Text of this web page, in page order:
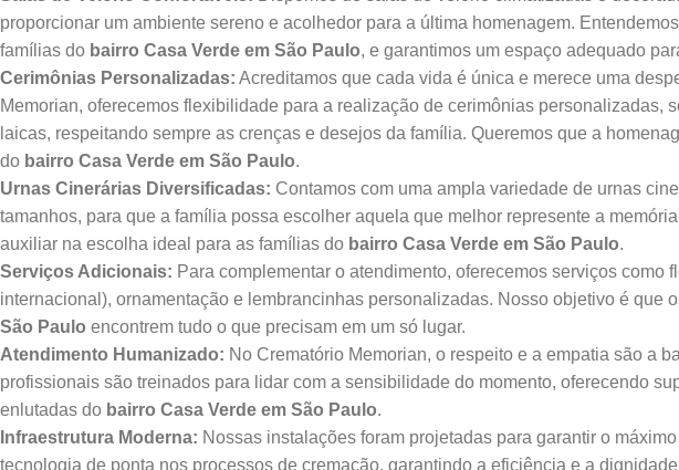
proporcionar um ambiente sereno e acolhedor para a última homenagem.
famílias do bairro Casa Verde em São Paulo, e garantimos um espaço adequado
Cerimônias Personalizadas: Acreditamos que cada vida é única e merece uma
Memorian, oferecemos flexibilidade para a realização de cerimônias personalizadas,
laicas, respeitando sempre as crenças e desejos da família. Queremos que a
do bairro Casa Verde em São Paulo.
Urnas Cinerárias Diversificadas: Contamos com uma ampla variedade de urnas
tamanhos, para que a família possa escolher aquela que melhor represente a
auxiliar na escolha ideal para as famílias do bairro Casa Verde em São Paulo.
Serviços Adicionais: Para complementar o atendimento, oferecemos serviços como
internacional), ornamentação e lembrancinhas personalizadas. Nosso objetivo é que
São Paulo encontrem tudo o que precisam em um só lugar.
Atendimento Humanizado: No Crematório Memorian, o respeito e a empatia são a
profissionais são treinados para lidar com a sensibilidade do momento, oferecendo
enlutadas do bairro Casa Verde em São Paulo.
Infraestrutura Moderna: Nossas instalações foram projetadas para garantir o
tecnologia de ponta nos processos de cremação, garantindo a eficiência e a